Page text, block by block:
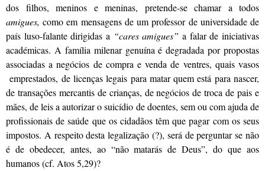
dos filhos, meninos e meninas, pretende-se chamar a todos
amigues,como em mensagens de um professor de universidade de
país luso-falante dirigidas a “cares amigues” a falar de iniciativas
académicas. A família milenar genuína é degradada por propostas
associadas a negócios de compra e venda de ventres, quais vasos
emprestados, de licenças legais para matar quem está para nascer,
de transações mercantis de crianças, de negócios de troca de pais e
mães, de leis a autorizar o suicídio de doentes, sem ou com ajuda de
profissionais de saúde que os cidadãos têm que pagar com os seus
impostos. A respeito desta legalização (?), será de perguntar se não
é de obedecer, antes, ao “não matarás de Deus”, do que aos
humanos (cf. Atos 5,29)?